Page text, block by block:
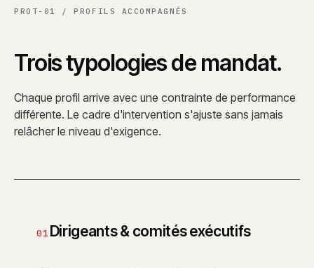
PROT-01 / PROFILS ACCOMPAGNÉS
Trois typologies de mandat.
Chaque profil arrive avec une contrainte de performance
différente. Le cadre d'intervention s'ajuste sans jamais
relâcher le niveau d'exigence.
01 Dirigeants & comités exécutifs